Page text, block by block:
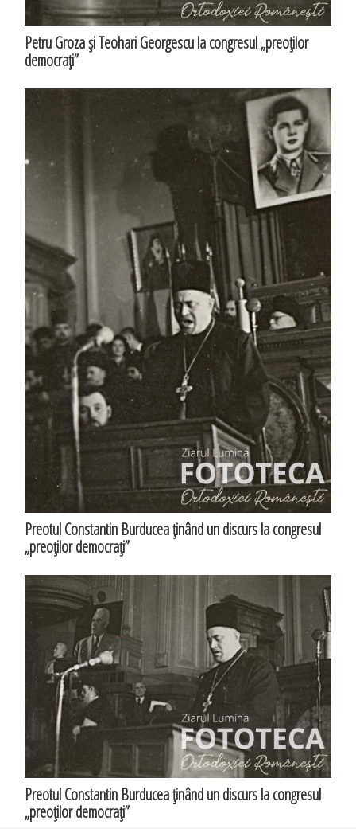
Petru Groza şi Teohari Georgescu la congresul „preoţilor
democraţi”
Preotul Constantin Burducea ţinând un discurs la congresul
„preoţilor democraţi”
Preotul Constantin Burducea ţinând un discurs la congresul
„preoţilor democraţi”